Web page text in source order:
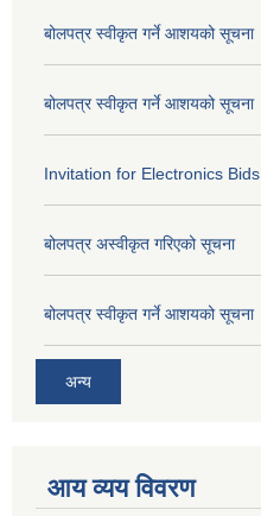
बोलपत्र स्वीकृत गर्ने आशयको सूचना
बोलपत्र स्वीकृत गर्ने आशयको सूचना
Invitation for Electronics Bids
बोलपत्र अस्वीकृत गरिएको सूचना
बोलपत्र स्वीकृत गर्ने आशयको सूचना
अन्य
आय व्यय विवरण